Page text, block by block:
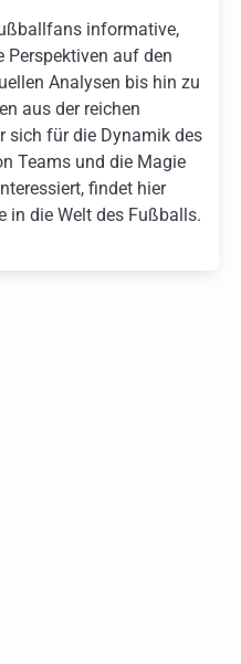
informative,
Perspektiven auf den
Analysen bis hin zu
aus der reichen
sich für die Dynamik des
Teams und die Magie
findet hier
in die Welt des Fußballs.